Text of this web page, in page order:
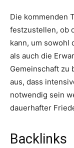
Die kommenden
festzustellen, ob
kann, um sowohl
als auch die
Gemeinschaft zu
aus, dass
notwendig sein
dauerhafter
Backlinks